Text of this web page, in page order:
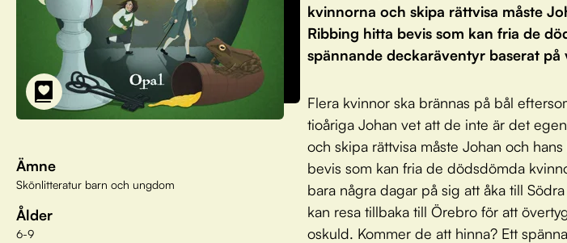
Ämne
Skönlitteratur barn och ungdom
Ålder
6-9
kvinnorna och skipa rättvisa måste
Ribbing hitta bevis som kan fria de
spännande deckaräventyr baserat på
Flera kvinnor ska brännas på bål
tioåriga Johan vet att de inte är det
och skipa rättvisa måste Johan och
bevis som kan fria de dödsdömda
bara några dagar på sig att åka till
kan resa tillbaka till Örebro för att
oskuld. Kommer de att hinna? Ett